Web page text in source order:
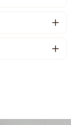
abyste